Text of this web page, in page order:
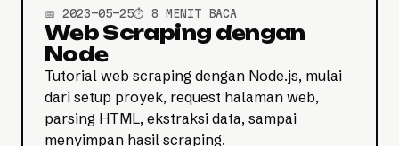
📅 2023-05-25⏱️ 8 MENIT BACA
Web Scraping dengan
Node
Tutorial web scraping dengan Node.js, mulai
dari setup proyek, request halaman web,
parsing HTML, ekstraksi data, sampai
menyimpan hasil scraping.